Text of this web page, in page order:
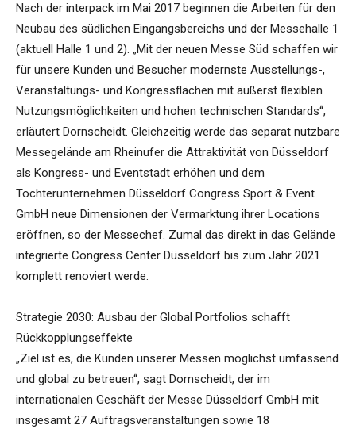
Nach der interpack im Mai 2017 beginnen die Arbeiten für den
Neubau des südlichen Eingangsbereichs und der Messehalle 1
(aktuell Halle 1 und 2). „Mit der neuen Messe Süd schaffen wir
für unsere Kunden und Besucher modernste Ausstellungs-,
Veranstaltungs- und Kongressflächen mit äußerst flexiblen
Nutzungsmöglichkeiten und hohen technischen Standards“,
erläutert Dornscheidt. Gleichzeitig werde das separat nutzbare
Messegelände am Rheinufer die Attraktivität von Düsseldorf
als Kongress- und Eventstadt erhöhen und dem
Tochterunternehmen Düsseldorf Congress Sport & Event
GmbH neue Dimensionen der Vermarktung ihrer Locations
eröffnen, so der Messechef. Zumal das direkt in das Gelände
integrierte Congress Center Düsseldorf bis zum Jahr 2021
komplett renoviert werde.
Strategie 2030: Ausbau der Global Portfolios schafft
Rückkopplungseffekte
„Ziel ist es, die Kunden unserer Messen möglichst umfassend
und global zu betreuen“, sagt Dornscheidt, der im
internationalen Geschäft der Messe Düsseldorf GmbH mit
insgesamt 27 Auftragsveranstaltungen sowie 18